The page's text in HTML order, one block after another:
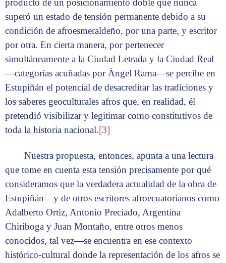
producto de un posicionamiento doble que nunca
superó un estado de tensión permanente debido a su
condición de afroesmeraldeño, por una parte, y escritor
por otra. En cierta manera, por pertenecer
simultáneamente a la Ciudad Letrada y la Ciudad Real
—categorías acuñadas por Ángel Rama—se percibe en
Estupiñán el potencial de desacreditar las tradiciones y
los saberes geoculturales afros que, en realidad, él
pretendió visibilizar y legitimar como constitutivos de
toda la historia nacional.[3]
Nuestra propuesta, entonces, apunta a una lectura
que tome en cuenta esta tensión precisamente por qué
consideramos que la verdadera actualidad de la obra de
Estupiñán—y de otros escritores afroecuatorianos como
Adalberto Ortiz, Antonio Preciado, Argentina
Chiriboga y Juan Montaño, entre otros menos
conocidos, tal vez—se encuentra en ese contexto
histórico-cultural donde la representación de los afros se